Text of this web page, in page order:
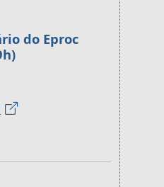
do Eproc